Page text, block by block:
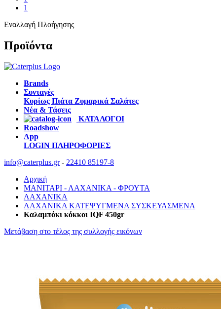
1
Εναλλαγή Πλοήγησης
Προϊόντα
Brands
Συνταγές
Κυρίως Πιάτα Ζυμαρικά Σαλάτες
Νέα & Τάσεις
ΚΑΤΑΛΟΓΟΙ
Roadshow
App
LOGIN ΠΛΗΡΟΦΟΡΙΕΣ
info@caterplus.gr- 22410 85197-8
Αρχική
ΜΑΝΙΤΑΡΙ - ΛΑΧΑΝΙΚΑ - ΦΡΟΥΤΑ
ΛΑΧΑΝΙΚΑ
ΛΑΧΑΝΙΚΑ ΚΑΤΕΨΥΓΜΕΝΑ ΣΥΣΚΕΥΑΣΜΕΝΑ
Καλαμπόκι κόκκοι IQF 450gr
Μετάβαση στο τέλος της συλλογής εικόνων